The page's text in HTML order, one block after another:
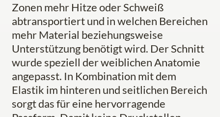
Zonen mehr Hitze oder Schweiß
abtransportiert und in welchen Bereichen
mehr Material beziehungsweise
Unterstützung benötigt wird. Der Schnitt
wurde speziell der weiblichen Anatomie
angepasst. In Kombination mit dem
Elastik im hinteren und seitlichen Bereich
sorgt das für eine hervorragende